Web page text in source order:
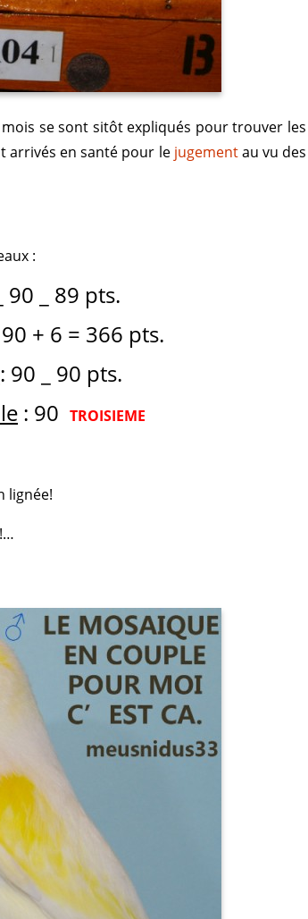
se sont sitôt expliqués pour trouver les
arrivés en santé pour le jugementau vu des
:
90 _ 89 pts.
+ 6 = 366 pts.
: 90 _ 90 pts.
: 90 TROISIEME
lignée!